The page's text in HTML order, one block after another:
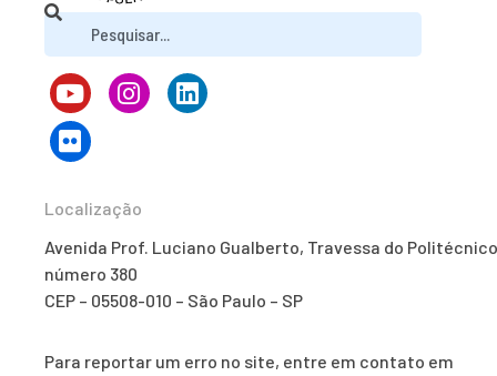
Localização
Avenida Prof. Luciano Gualberto, Travessa do
número 380
CEP – 05508-010 – São Paulo – SP
Para reportar um erro no site, entre em contato em